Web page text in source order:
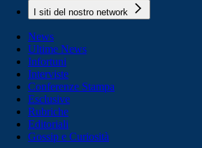
I siti del nostro network
News
Ultime News
Infortuni
Interviste
Conferenze Stampa
Esclusive
Rubriche
Editoriali
Gossip e Curiosità